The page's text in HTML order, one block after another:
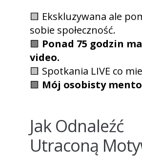
🟨 Ekskluzywana ale
sobie społeczność.
🟩 Ponad 75 godzin
video.
🟨 Spotkania LIVE co
🟩 Mój osobisty
Jak Odnaleźć
Utraconą